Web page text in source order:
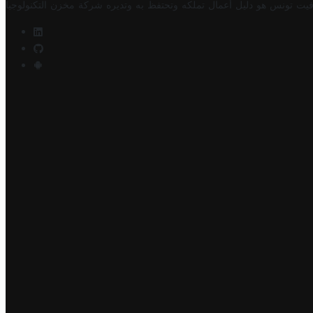
تونس هو دليل أعمال تملكه وتحتفظ به وتديره شركة مخزن التكنولوجيا